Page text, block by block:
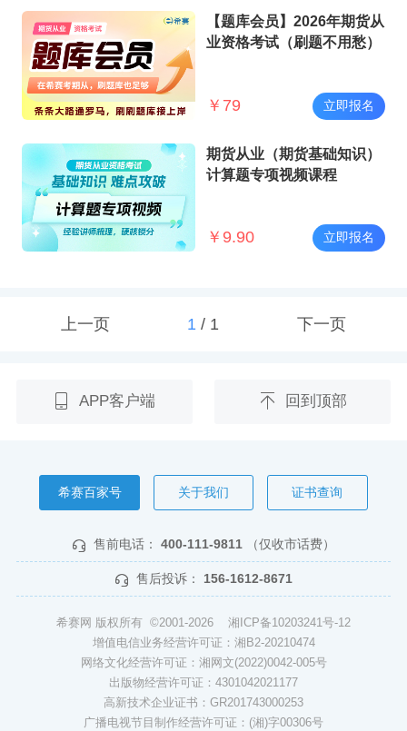
【题库会员】2026年期货从
业资格考试（刷题不用愁）
￥ 79 立即报名
期货从业（期货基础知识）
计算题专项视频课程
￥ 9.90 立即报名
上一页 1/ 1 下一页
APP客户端 回到顶部
希赛百家号 关于我们 证书查询
售前电话： 400-111-9811 （仅收市话费）
售后投诉： 156-1612-8671
希赛网 版权所有 ©2001-2026 湘ICP备10203241号-12
增值电信业务经营许可证：湘B2-20210474
网络文化经营许可证：湘网文(2022)0042-005号
出版物经营许可证：4301042021177
高新技术企业证书：GR201743000253
广播电视节目制作经营许可证：(湘)字00306号